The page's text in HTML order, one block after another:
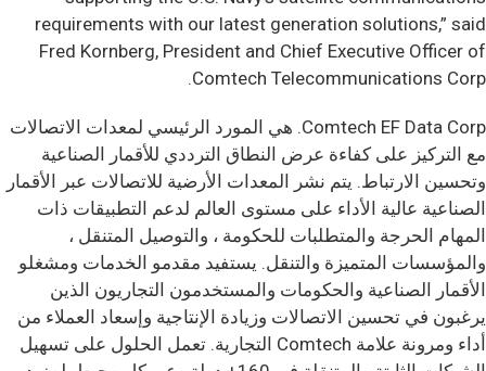
requirements with our latest generation solutions,” said
Fred Kornberg, President and Chief Executive Officer of
Comtech Telecommunications Corp.
Comtech EF Data Corp. هي المورد الرئيسي لمعدات الاتصالات
مع التركيز على كفاءة عرض النطاق الترددي للأقمار الصناعية
وتحسين الارتباط. يتم نشر المعدات الأرضية للاتصالات عبر الأقمار
الصناعية عالية الأداء على مستوى العالم لدعم التطبيقات ذات
المهام الحرجة والمتطلبات للحكومة ، والتوصيل المتنقل ،
والمؤسسات المتميزة والتنقل. يستفيد مقدمو الخدمات ومشغلو
الأقمار الصناعية والحكومات والمستخدمون التجاريون الذين
يرغبون في تحسين الاتصالات وزيادة الإنتاجية وإسعاد العملاء من
أداء ومرونة علامة Comtech التجارية. تعمل الحلول على تسهيل